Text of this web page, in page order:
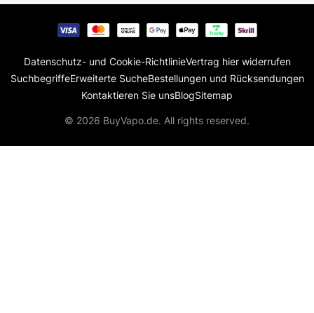
Datenschutz- und Cookie-RichtlinieVertrag hier widerrufen
SuchbegriffeErweiterte SucheBestellungen und Rücksendungen
Kontaktieren Sie unsBlogSitemap
© 2026 BuyVapo.de. All rights reserved.